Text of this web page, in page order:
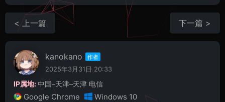
< 上一篇 下一篇 >
kanokano
2025年3月31日 20:33
IP属地:中国–天津–天津 电信
Google Chrome Windows 10